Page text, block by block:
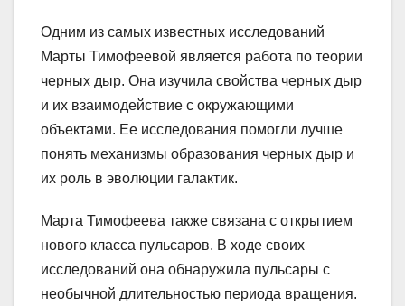
Одним из самых известных исследований
Марты Тимофеевой является работа по теории
черных дыр. Она изучила свойства черных дыр
и их взаимодействие с окружающими
объектами. Ее исследования помогли лучше
понять механизмы образования черных дыр и
их роль в эволюции галактик.
Марта Тимофеева также связана с открытием
нового класса пульсаров. В ходе своих
исследований она обнаружила пульсары с
необычной длительностью периода вращения.